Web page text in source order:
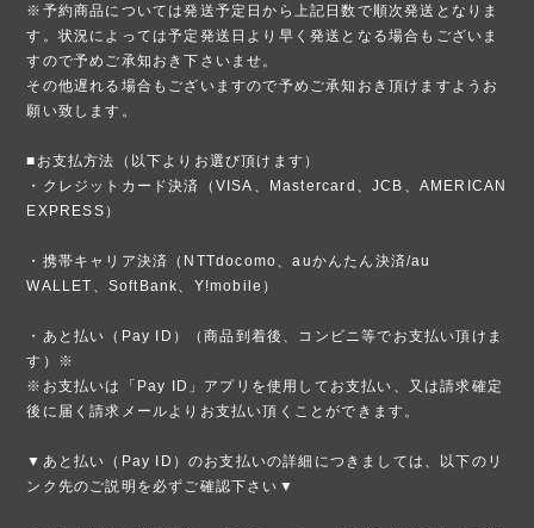
※予約商品については発送予定日から上記日数で順次発送となりま
す。状況によっては予定発送日より早く発送となる場合もございま
すので予めご承知おき下さいませ。
その他遅れる場合もございますので予めご承知おき頂けますようお
願い致します。
■お支払方法（以下よりお選び頂けます）
・クレジットカード決済（VISA、Mastercard、JCB、AMERICAN
EXPRESS）
・携帯キャリア決済（NTTdocomo、auかんたん決済/au
WALLET、SoftBank、Y!mobile）
・あと払い（Pay ID）（商品到着後、コンビニ等でお支払い頂けま
す）※
※お支払いは「Pay ID」アプリを使用してお支払い、又は請求確定
後に届く請求メールよりお支払い頂くことができます。
▼あと払い（Pay ID）のお支払いの詳細につきましては、以下のリ
ンク先のご説明を必ずご確認下さい▼